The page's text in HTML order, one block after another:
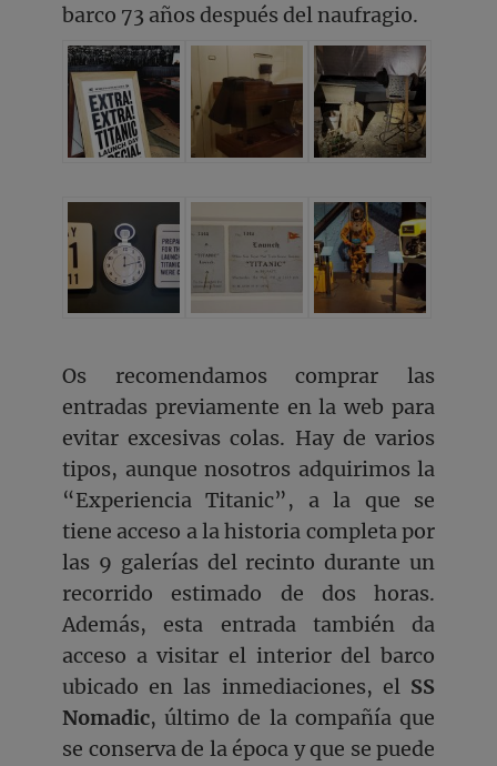
barco 73 años después del naufragio.
Os recomendamos comprar las
entradas previamente en la web para
evitar excesivas colas. Hay de varios
tipos, aunque nosotros adquirimos la
“Experiencia Titanic”, a la que se
tiene acceso a la historia completa por
las 9 galerías del recinto durante un
recorrido estimado de dos horas.
Además, esta entrada también da
acceso a visitar el interior del barco
ubicado en las inmediaciones, el SS
Nomadic, último de la compañía que
se conserva de la época y que se puede